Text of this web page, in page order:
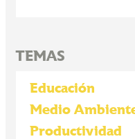
TEMAS
Educación
Medio
Productividad